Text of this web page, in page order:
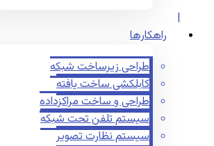
راهکارها
طراحی زیرساخت شبکه
کابلکشی ساخت یافته
طراحی و ساخت مراکزداده
سیستم تلفن تحت شبکه
سیستم نظارت تصویر